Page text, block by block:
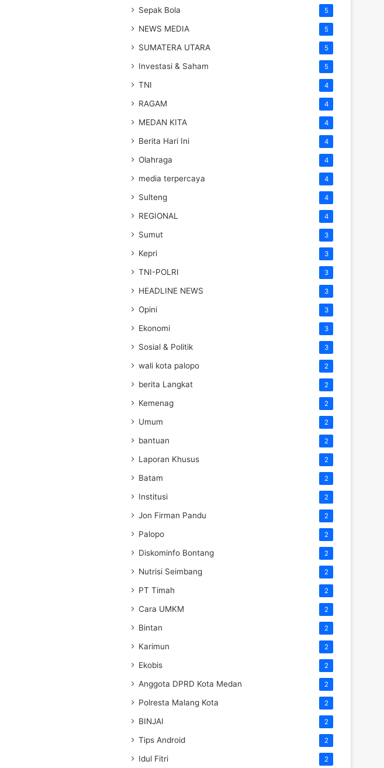
Sepak Bola 5
NEWS MEDIA 5
SUMATERA UTARA 5
Investasi & Saham 5
TNI 4
RAGAM 4
MEDAN KITA 4
Berita Hari Ini 4
Olahraga 4
media terpercaya 4
Sulteng 4
REGIONAL 4
Sumut 3
Kepri 3
TNI-POLRI 3
HEADLINE NEWS 3
Opini 3
Ekonomi 3
Sosial & Politik 3
wali kota palopo 2
berita Langkat 2
Kemenag 2
Umum 2
bantuan 2
Laporan Khusus 2
Batam 2
Institusi 2
Jon Firman Pandu 2
Palopo 2
Diskominfo Bontang 2
Nutrisi Seimbang 2
PT Timah 2
Cara UMKM 2
Bintan 2
Karimun 2
Ekobis 2
Anggota DPRD Kota Medan 2
Polresta Malang Kota 2
BINJAI 2
Tips Android 2
Idul Fitri 2